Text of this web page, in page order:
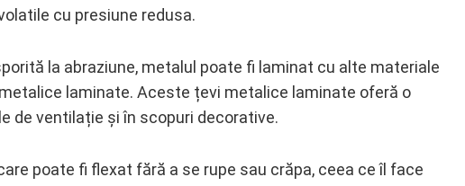
cu presiune redusa.
la abraziune, metalul poate fi laminat cu alte materiale
laminate. Aceste țevi metalice laminate oferă o
de ventilație și în scopuri decorative.
poate fi flexat fără a se rupe sau crăpa, ceea ce îl face